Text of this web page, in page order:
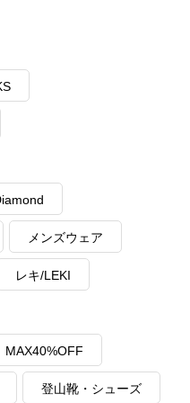
メンズウェア
レキ/LEKI
MAX40%OFF
登山靴・シューズ